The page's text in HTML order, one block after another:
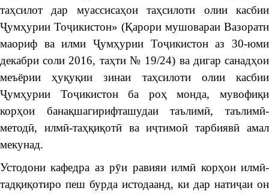
таҳсилот дар муассисаҳои таҳсилоти олии касбии
Ҷумҳурии Тоҷикистон» (Қарори мушовараи Вазорати
маориф ва илми Ҷумҳурии Тоҷикистон аз 30-юми
декабри соли 2016, таҳти № 19/24) ва дигар санадҳои
меъёрии ҳуқуқии зинаи таҳсилоти олии касбии
Ҷумҳурии Тоҷикистон ба роҳ монда, мувофиқи
корҳои банақшагирифташудаи таълимӣ, таълимӣ-
методӣ, илмӣ-таҳқиқотӣ ва иҷтимоӣ тарбиявӣ амал
мекунад.
Устодони кафедра аз рӯи равияи илмӣ корҳои илмӣ-
тадқиқотиро пеш бурда истодаанд, ки дар натиҷаи он